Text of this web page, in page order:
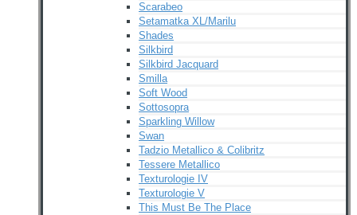
Scarabeo
Setamatka XL/Marilu
Shades
Silkbird
Silkbird Jacquard
Smilla
Soft Wood
Sottosopra
Sparkling Willow
Swan
Tadzio Metallico & Colibritz
Tessere Metallico
Texturologie IV
Texturologie V
This Must Be The Place